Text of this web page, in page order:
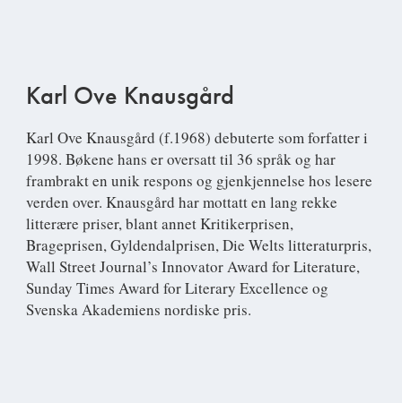
Karl Ove Knausgård
Karl Ove Knausgård (f.1968) debuterte som forfatter i
1998. Bøkene hans er oversatt til 36 språk og har
frambrakt en unik respons og gjenkjennelse hos lesere
verden over. Knausgård har mottatt en lang rekke
litterære priser, blant annet Kritikerprisen,
Brageprisen, Gyldendalprisen, Die Welts litteraturpris,
Wall Street Journal’s Innovator Award for Literature,
Sunday Times Award for Literary Excellence og
Svenska Akademiens nordiske pris.